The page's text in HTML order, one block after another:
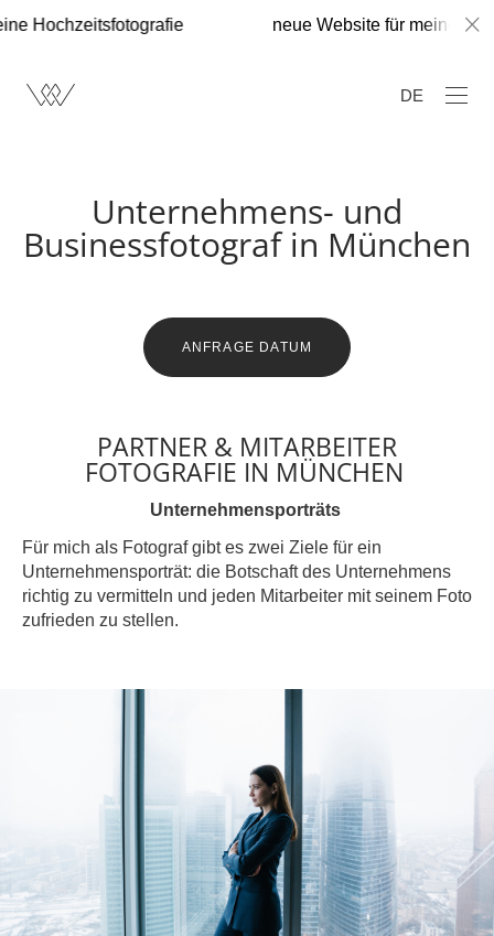
Hochzeitsfotografie neue Website für meine
DE
Unternehmens- und
Businessfotograf in München
ANFRAGE DATUM
PARTNER & MITARBEITER
FOTOGRAFIE IN MÜNCHEN
Unternehmensporträts
Für mich als Fotograf gibt es zwei Ziele für ein
Unternehmensporträt: die Botschaft des Unternehmens
richtig zu vermitteln und jeden Mitarbeiter mit seinem Foto
zufrieden zu stellen.